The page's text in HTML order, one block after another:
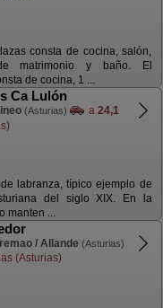
consta de cocina, salón,
matrimonio y baño. El
de cocina, 1 ...
Ca Lulón
(Asturias) a 24,1
labranza, típico ejemplo de
del siglo XIX. En la
manten ...
/ Allande (Asturias)
(Asturias)